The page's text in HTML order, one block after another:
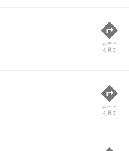
ルート
を見る
ルート
を見る